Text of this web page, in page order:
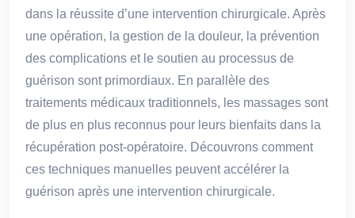
dans la réussite d’une intervention chirurgicale. Après
une opération, la gestion de la douleur, la prévention
des complications et le soutien au processus de
guérison sont primordiaux. En parallèle des
traitements médicaux traditionnels, les massages sont
de plus en plus reconnus pour leurs bienfaits dans la
récupération post-opératoire. Découvrons comment
ces techniques manuelles peuvent accélérer la
guérison après une intervention chirurgicale.